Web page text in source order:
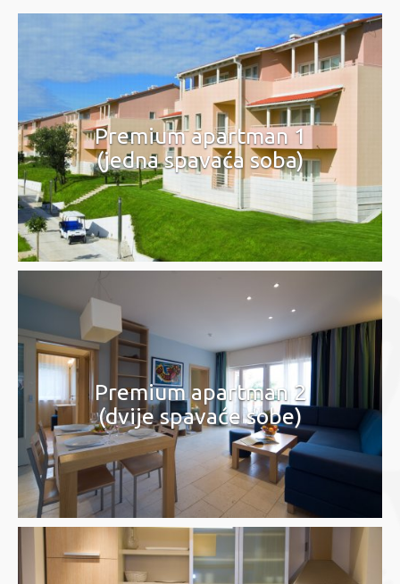
Premium apartman 1
(jedna spavaća soba)
Premium apartman 2
(dvije spavaće sobe)